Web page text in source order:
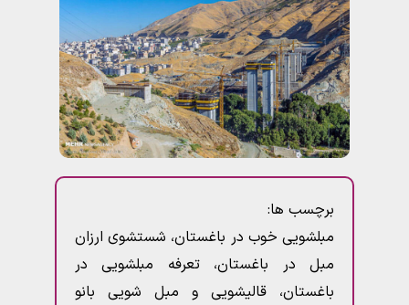
برچسب ها:
مبلشویی خوب در باغستان، شستشوی ارزان
مبل در باغستان، تعرفه مبلشویی در
باغستان، قالیشویی و مبل شویی بانو